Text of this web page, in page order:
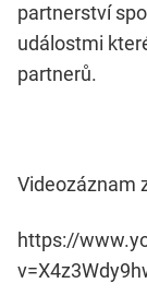
partnerství
událostmi
partnerů.
Videozáznam
https://